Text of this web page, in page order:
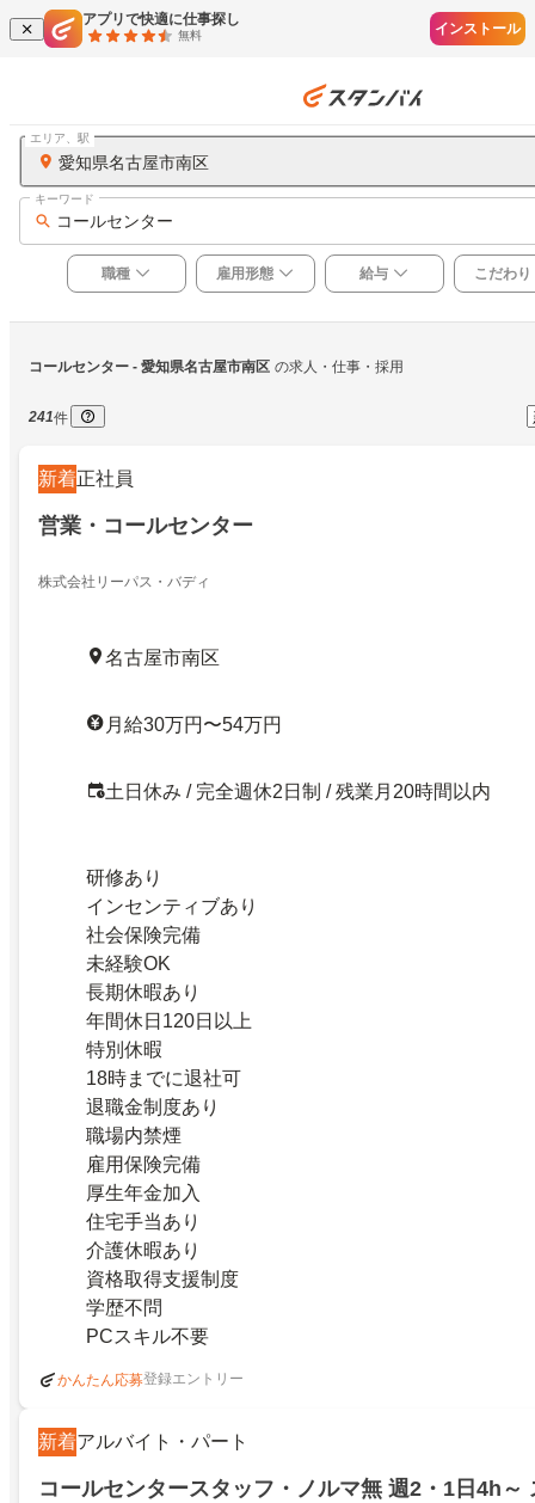
アプリで快適に仕事探し
無料 インストール
愛知県名古屋市南区
エリア、駅
コールセンター
キーワード
職種 雇用形態 給与 こだわり
コールセンター - 愛知県名古屋市南区 の求人・仕事・採用
241件
新着正社員
営業・コールセンター
株式会社リーパス・バディ
名古屋市南区
月給30万円〜54万円
土日休み / 完全週休2日制 / 残業月20時間以内
研修あり
インセンティブあり
社会保険完備
未経験OK
長期休暇あり
年間休日120日以上
特別休暇
18時までに退社可
退職金制度あり
職場内禁煙
雇用保険完備
厚生年金加入
住宅手当あり
介護休暇あり
資格取得支援制度
学歴不問
PCスキル不要
かんたん応募登録エントリー
新着アルバイト・パート
コールセンタースタッフ・ノルマ無 週2・1日4h～